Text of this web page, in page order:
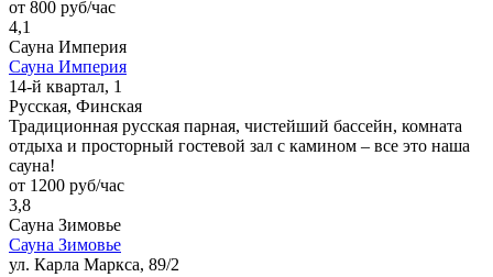
от 800 руб/час
4,1
Сауна Империя
Сауна Империя
14-й квартал, 1
Русская, Финская
Традиционная русская парная, чистейший бассейн, комната
отдыха и просторный гостевой зал с камином – все это наша
сауна!
от 1200 руб/час
3,8
Сауна Зимовье
Сауна Зимовье
ул. Карла Маркса, 89/2